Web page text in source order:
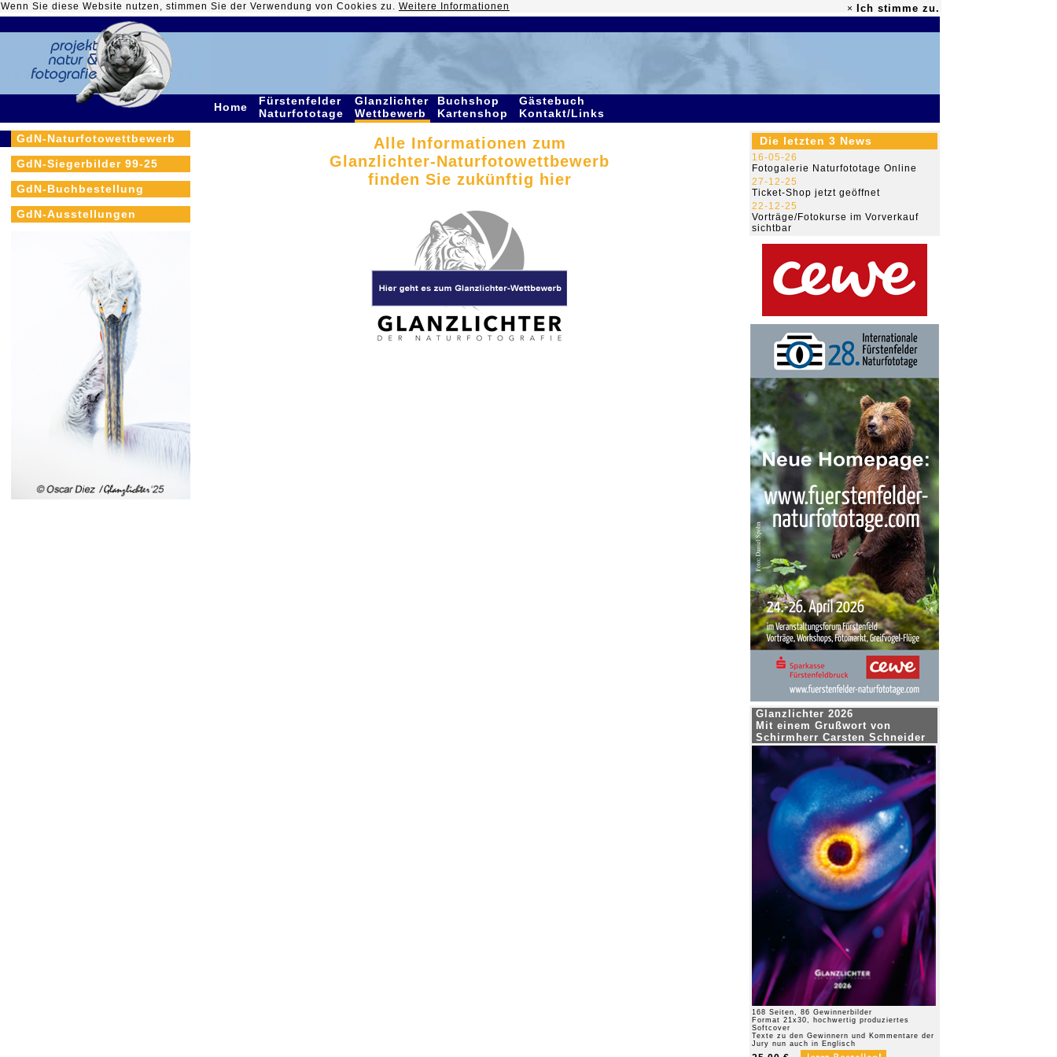
Wenn Sie diese Website nutzen, stimmen Sie der Verwendung von Cookies zu. Weitere Informationen × Ich stimme zu.
Home
Fürstenfelder
Naturfototage
Glanzlichter
Wettbewerb
Buchshop
Kartenshop
Gästebuch
Kontakt/Links
GdN-Naturfotowettbewerb
GdN-Siegerbilder 99-25
GdN-Buchbestellung
GdN-Ausstellungen
Alle Informationen zum
Glanzlichter-Naturfotowettbewerb
finden Sie zukünftig hier
Die letzten 3 News
16-05-26
Fotogalerie Naturfototage Online
27-12-25
Ticket-Shop jetzt geöffnet
22-12-25
Vorträge/Fotokurse im Vorverkauf
sichtbar
Glanzlichter 2026
Mit einem Grußwort von
Schirmherr Carsten Schneider
168 Seiten, 86 Gewinnerbilder
Format 21x30, hochwertig produziertes
Softcover
Texte zu den Gewinnern und Kommentare der
Jury nun auch in Englisch